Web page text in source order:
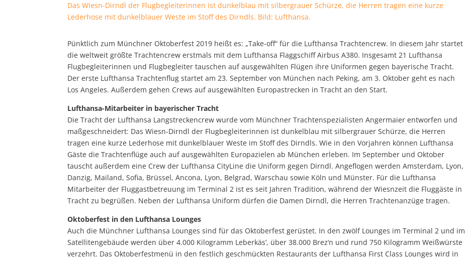
Das Wiesn-Dirndl der Flugbegleiterinnen ist dunkelblau mit silbergrauer Schürze, die Herren tragen eine kurze
Lederhose mit dunkelblauer Weste im Stoff des Dirndls. Bild: Lufthansa.
Pünktlich zum Münchner Oktoberfest 2019 heißt es: „Take-off“ für die Lufthansa Trachtencrew. In diesem Jahr startet
die weltweit größte Trachtencrew erstmals mit dem Lufthansa Flaggschiff Airbus A380. Insgesamt 21 Lufthansa
Flugbegleiterinnen und Flugbegleiter tauschen auf ausgewählten Flügen ihre Uniformen gegen bayerische Tracht.
Der erste Lufthansa Trachtenflug startet am 23. September von München nach Peking, am 3. Oktober geht es nach
Los Angeles. Außerdem gehen Crews auf ausgewählten Europastrecken in Tracht an den Start.
Lufthansa-Mitarbeiter in bayerischer Tracht
Die Tracht der Lufthansa Langstreckencrew wurde vom Münchner Trachtenspezialisten Angermaier entworfen und
maßgeschneidert: Das Wiesn-Dirndl der Flugbegleiterinnen ist dunkelblau mit silbergrauer Schürze, die Herren
tragen eine kurze Lederhose mit dunkelblauer Weste im Stoff des Dirndls. Wie in den Vorjahren können Lufthansa
Gäste die Trachtenflüge auch auf ausgewählten Europazielen ab München erleben. Im September und Oktober
tauscht außerdem eine Crew der Lufthansa CityLine die Uniform gegen Dirndl. Angeflogen werden Amsterdam, Lyon,
Danzig, Mailand, Sofia, Brüssel, Ancona, Lyon, Belgrad, Warschau sowie Köln und Münster. Für die Lufthansa
Mitarbeiter der Fluggastbetreuung im Terminal 2 ist es seit Jahren Tradition, während der Wiesnzeit die Fluggäste in
Tracht zu begrüßen. Neben der Lufthansa Uniform dürfen die Damen Dirndl, die Herren Trachtenanzüge tragen.
Oktoberfest in den Lufthansa Lounges
Auch die Münchner Lufthansa Lounges sind für das Oktoberfest gerüstet. In den zwölf Lounges im Terminal 2 und im
Satellitengebäude werden über 4.000 Kilogramm Leberkäs‘, über 38.000 Brez‘n und rund 750 Kilogramm Weißwürste
verzehrt. Das Oktoberfestmenü in den festlich geschmückten Restaurants der Lufthansa First Class Lounges wird in